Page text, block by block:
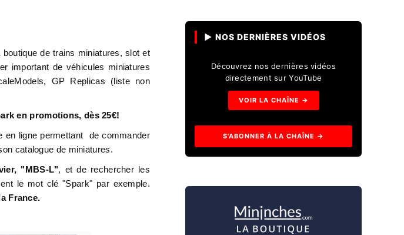
de trains miniatures, slot et
important de véhicules miniatures
GP Replicas (liste non
en promotions, dès 25€!
en ligne permettant de commander
catalogue de miniatures.
"MBS-L", et de rechercher les
le mot clé "Spark" par exemple.
France.
▶ NOS DERNIÈRES VIDÉOS
Découvrez nos dernières vidéos
directement sur YouTube
VOIR LA CHAÎNE →
S'ABONNER À LA CHAÎNE →